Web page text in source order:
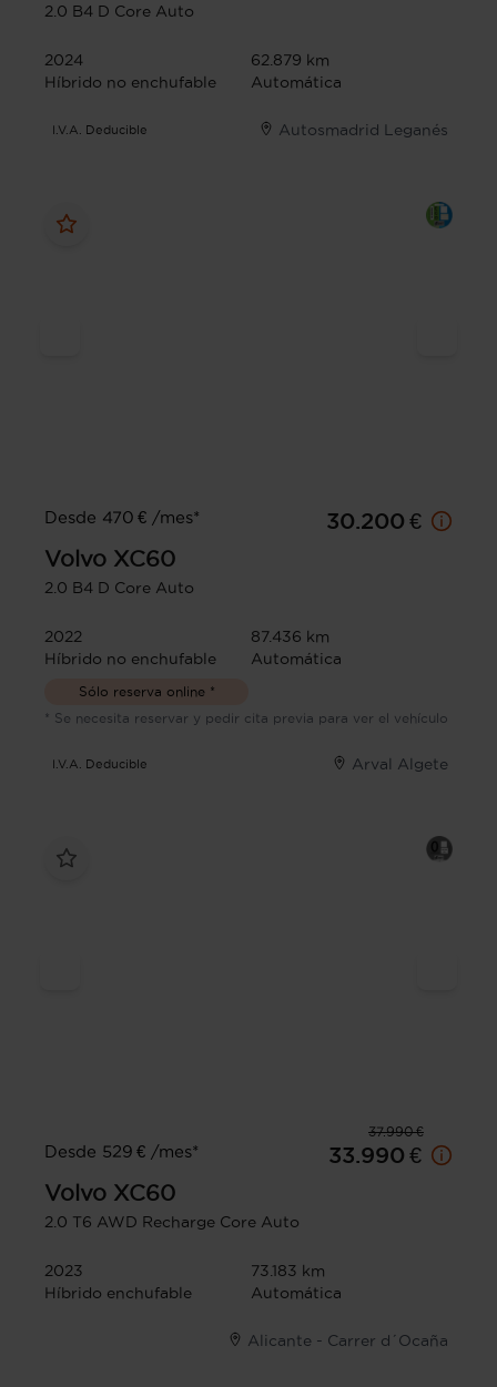
2.0 B4 D Core Auto
2024
62.879 km
Híbrido no enchufable
Automática
I.V.A. Deducible Autosmadrid Leganés
Desde 470 € /mes*
30.200 €
Volvo XC60
2.0 B4 D Core Auto
2022
87.436 km
Híbrido no enchufable
Automática
Sólo reserva online *
* Se necesita reservar y pedir cita previa para ver el vehículo
I.V.A. Deducible Arval Algete
37.990 €
Desde 529 € /mes*
33.990 €
Volvo XC60
2.0 T6 AWD Recharge Core Auto
2023
73.183 km
Híbrido enchufable
Automática
Alicante - Carrer d´Ocaña